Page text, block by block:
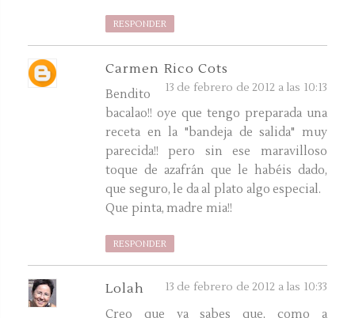
RESPONDER
Carmen Rico Cots
13 de febrero de 2012 a las 10:13
Bendito
bacalao!! oye que tengo preparada una
receta en la "bandeja de salida" muy
parecida!! pero sin ese maravilloso
toque de azafrán que le habéis dado,
que seguro, le da al plato algo especial.
Que pinta, madre mia!!
RESPONDER
Lolah 13 de febrero de 2012 a las 10:33
Creo que ya sabes que, como a